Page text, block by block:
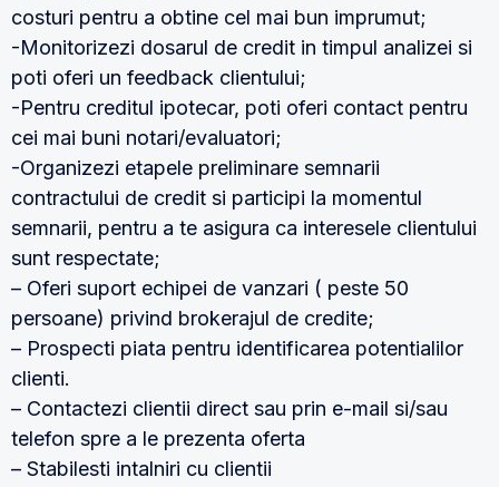
costuri pentru a obtine cel mai bun imprumut;
-Monitorizezi dosarul de credit in timpul analizei si
poti oferi un feedback clientului;
-Pentru creditul ipotecar, poti oferi contact pentru
cei mai buni notari/evaluatori;
-Organizezi etapele preliminare semnarii
contractului de credit si participi la momentul
semnarii, pentru a te asigura ca interesele clientului
sunt respectate;
– Oferi suport echipei de vanzari ( peste 50
persoane) privind brokerajul de credite;
– Prospecti piata pentru identificarea potentialilor
clienti.
– Contactezi clientii direct sau prin e-mail si/sau
telefon spre a le prezenta oferta
– Stabilesti intalniri cu clientii